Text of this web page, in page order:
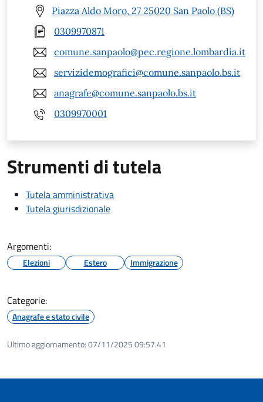
Piazza Aldo Moro, 27 25020 San Paolo (BS)
0309970871
comune.sanpaolo@pec.regione.lombardia.it
servizidemografici@comune.sanpaolo.bs.it
anagrafe@comune.sanpaolo.bs.it
0309970001
Strumenti di tutela
Tutela amministrativa
Tutela giurisdizionale
Argomenti:
Elezioni Estero Immigrazione
Categorie:
Anagrafe e stato civile
Ultimo aggiornamento:07/11/2025 09:57.41